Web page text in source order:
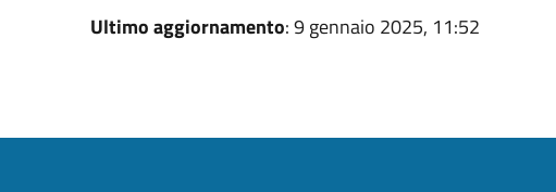
Ultimo aggiornamento: 9 gennaio 2025, 11:52